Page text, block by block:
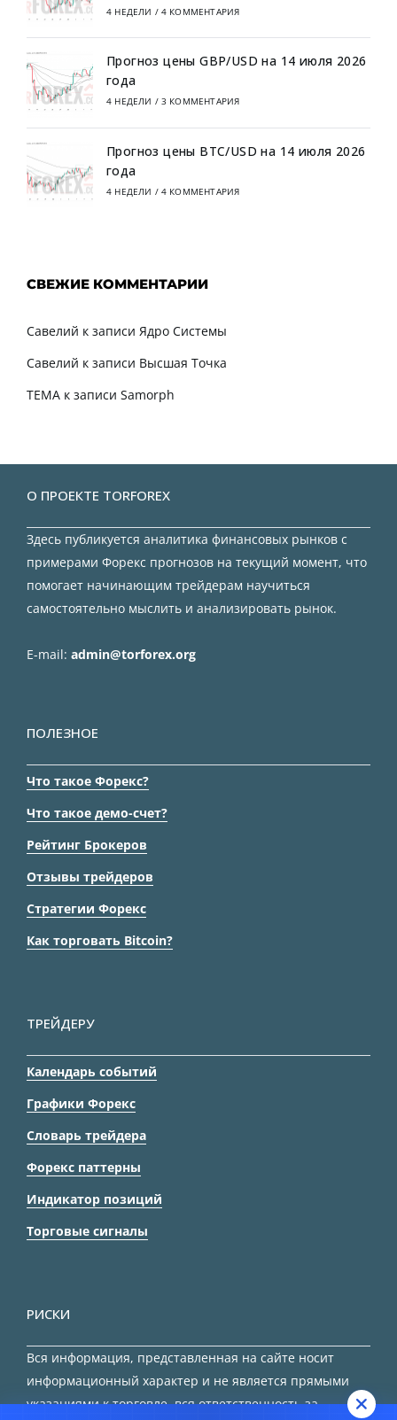
4 НЕДЕЛИ / 4 КОММЕНТАРИЯ
Прогноз цены GBP/USD на 14 июля 2026
года
4 НЕДЕЛИ / 3 КОММЕНТАРИЯ
Прогноз цены BTC/USD на 14 июля 2026
года
4 НЕДЕЛИ / 4 КОММЕНТАРИЯ
СВЕЖИЕ КОММЕНТАРИИ
Савелий к записи Ядро Системы
Савелий к записи Высшая Точка
TEMA к записи Samorph
О ПРОЕКТЕ TORFOREX
Здесь публикуется аналитика финансовых рынков с
примерами Форекс прогнозов на текущий момент, что
помогает начинающим трейдерам научиться
самостоятельно мыслить и анализировать рынок.
E-mail: admin@torforex.org
ПОЛЕЗНОЕ
Что такое Форекс?
Что такое демо-счет?
Рейтинг Брокеров
Отзывы трейдеров
Стратегии Форекс
Как торговать Bitcoin?
ТРЕЙДЕРУ
Календарь событий
Графики Форекс
Словарь трейдера
Форекс паттерны
Индикатор позиций
Торговые сигналы
РИСКИ
Вся информация, представленная на сайте носит
информационный характер и не является прямыми
указаниями к торговле, вся ответственность за